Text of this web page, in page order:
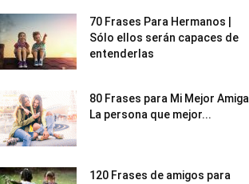
70 Frases Para Hermanos |
Sólo ellos serán capaces de
entenderlas
80 Frases para Mi Mejor Amiga |
La persona que mejor...
120 Frases de amigos para